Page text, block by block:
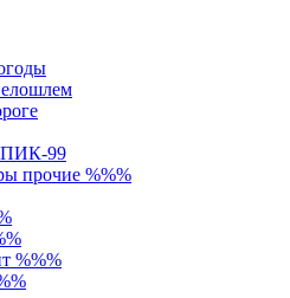
ПИК-99
прочие %%%
%%%